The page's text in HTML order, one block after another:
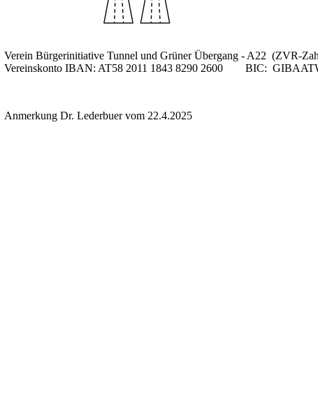
Verein Bürgerinitiative Tunnel und Grüner Übergang - A22 (ZVR-
Vereinskonto IBAN: AT58 2011 1843 8290 2600 BIC:
Anmerkung Dr. Lederbuer vom 22.4.2025